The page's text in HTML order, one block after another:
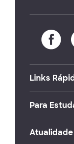
Links
Para
Atualidade